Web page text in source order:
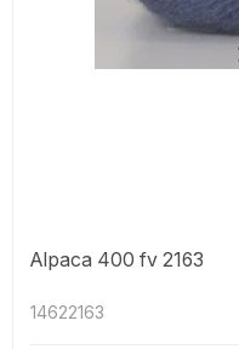
Alpaca 400 fv 2163
14622163